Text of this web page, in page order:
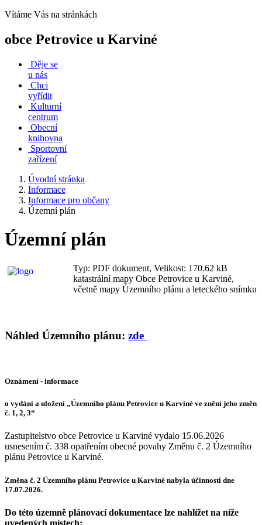
Vítáme Vás na stránkách
obce Petrovice u Karviné
Děje se
u nás
Chci
vyřídit
Kulturní
centrum
Obecní
knihovna
Sportovní
zařízení
Úvodní stránka
Informace
Informace pro občany
Územní plán
Územní plán
Typ: PDF dokument, Velikost: 170.62 kB
katastrální mapy Obce Petrovice u Karviné,
včetně mapy Územního plánu a leteckého snímku
Náhled Územního plánu: zde
Oznámení - informace
o vydání a uložení „Územního plánu Petrovice u Karviné ve znění jeho změn
č. 1, 2, 3“
Zastupitelstvo obce Petrovice u Karviné vydalo 15.06.2026
usnesením č. 338 opatřením obecné povahy Změnu č. 2 Územního
plánu Petrovice u Karviné.
Změna č. 2 Územního plánu Petrovice u Karviné nabyla účinnosti dne
17.07.2026.
Do této územně plánovací dokumentace lze nahlížet na níže
uvedených místech: